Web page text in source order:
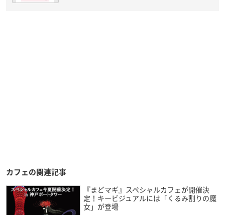
カフェの関連記事
『まどマギ』スペシャルカフェが開催決
定！キービジュアルには「くるみ割りの魔
女」が登場